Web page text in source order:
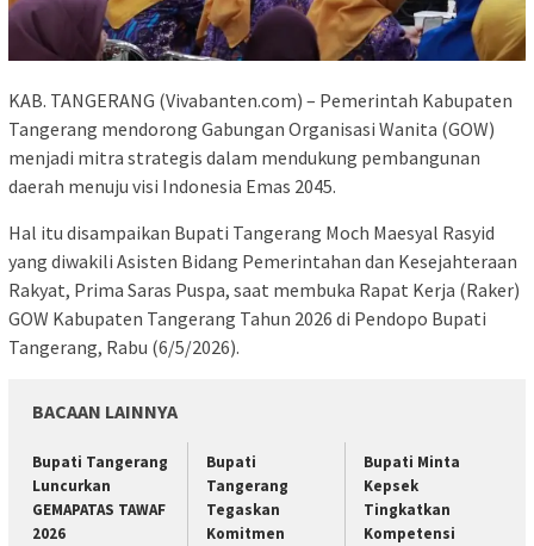
KAB. TANGERANG (Vivabanten.com) – Pemerintah Kabupaten
Tangerang mendorong Gabungan Organisasi Wanita (GOW)
menjadi mitra strategis dalam mendukung pembangunan
daerah menuju visi Indonesia Emas 2045.
Hal itu disampaikan Bupati Tangerang Moch Maesyal Rasyid
yang diwakili Asisten Bidang Pemerintahan dan Kesejahteraan
Rakyat, Prima Saras Puspa, saat membuka Rapat Kerja (Raker)
GOW Kabupaten Tangerang Tahun 2026 di Pendopo Bupati
Tangerang, Rabu (6/5/2026).
BACAAN LAINNYA
Bupati Tangerang
Luncurkan
GEMAPATAS TAWAF
2026
Bupati
Tangerang
Tegaskan
Komitmen
Bupati Minta
Kepsek
Tingkatkan
Kompetensi